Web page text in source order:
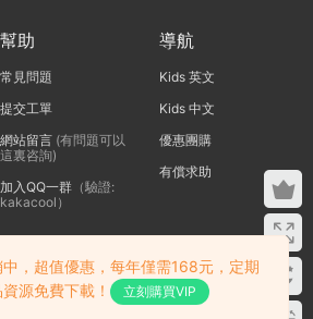
幫助
常見問題
提交工單
網站留言(有問題可以
這裏咨詢)
加入QQ一群（驗證:
kakacool）
導航
Kids 英文
Kids 中文
優惠團購
有償求助
，超值優惠，每年僅需168元，定期
源免費下載！
立刻購買VIP